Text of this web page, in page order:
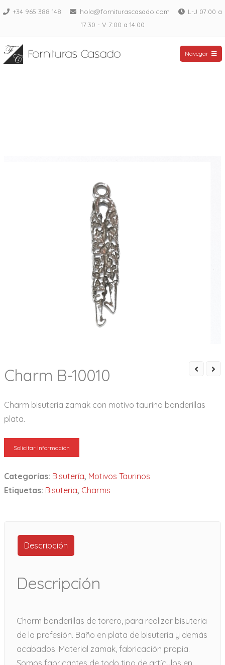
Saltar+34 965 388 148 hola@forniturascasado.com
L-J 07:00 a
17:30 - V 7:00 a 14:00
Fornituras Casado
Navegar
Charm B-10010
Charm bisuteria zamak con motivo taurino banderillas
plata.
Solicitar información
Categorías: Bisutería, Motivos Taurinos
Etiquetas: Bisuteria, Charms
Descripción
Descripción
Charm banderillas de torero, para realizar bisuteria
de la profesión. Baño en plata de bisuteria y demás
acabados. Material zamak, fabricación propia.
Somos fabricantes de todo tipo de artículos en